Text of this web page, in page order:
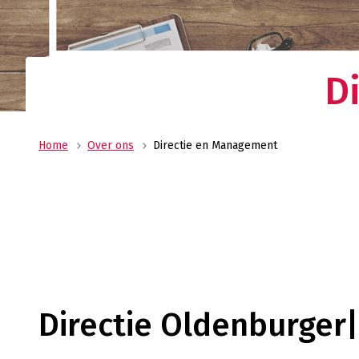
Uw allround logistiek dienstverlener met
wereldwijd netwerk? Oldenburger|Fritom
beste logistieke oplossing voor uw
Home Over ons Directie en Management
Directie